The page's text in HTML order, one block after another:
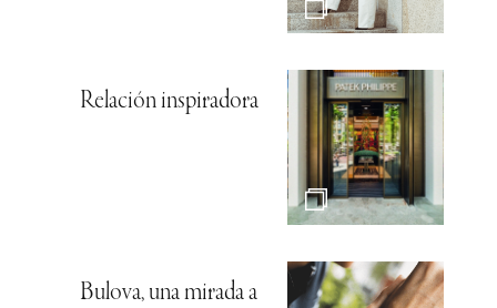
Relación inspiradora
Bulova, una mirada a